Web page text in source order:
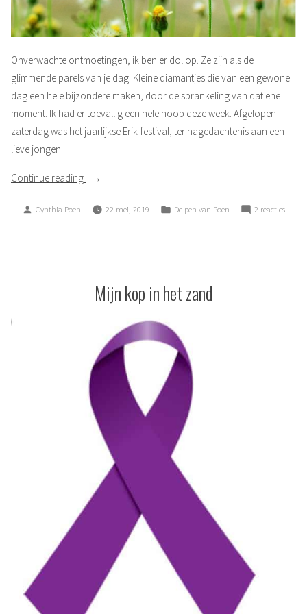
Onverwachte ontmoetingen, ik ben er dol op. Ze zijn als de
glimmende parels van je dag. Kleine diamantjes die van een gewone
dag een hele bijzondere maken, door de sprankeling van dat ene
moment. Ik had er toevallig een hele hoop deze week. Afgelopen
zaterdag was het jaarlijkse Erik-festival, ter nagedachtenis aan een
lieve jongen
Continue reading
“Onverwachte
Posted
Cynthia Poen 22 mei, 2019
Posted
De pen van Poen 2 reactiesop
Mijn kop in het zand